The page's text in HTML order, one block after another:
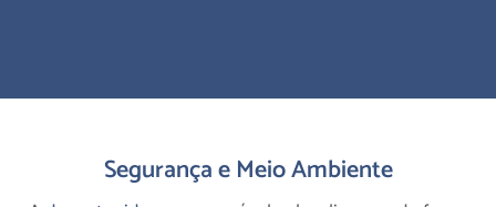
Segurança e Meio Ambiente